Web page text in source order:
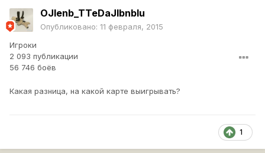
OJIenb_TTeDaJIbnbIu
Опубликовано: 11 февраля, 2015
Игроки
2 093 публикации
56 746 боёв
Какая разница, на какой карте выигрывать?
1